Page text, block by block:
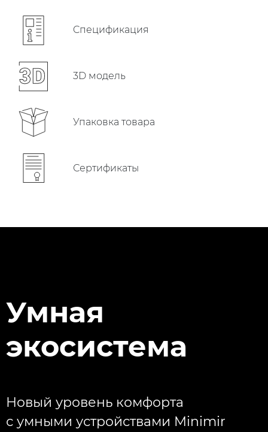
Cпецификация
3D модель
Упаковка товара
Сертификаты
Умная
экосистема
Новый уровень комфорта
с умными устройствами Minimir